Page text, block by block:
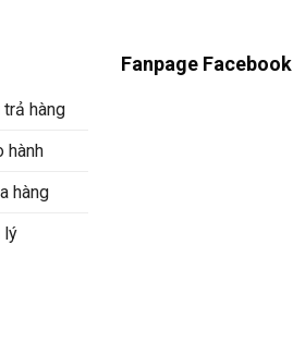
hàng
hành
hàng
lý
Fanpage Facebook